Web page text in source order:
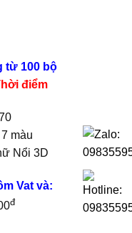
từ 100 bộ
điểm
màu
Nổi 3D
Vat và:
đ